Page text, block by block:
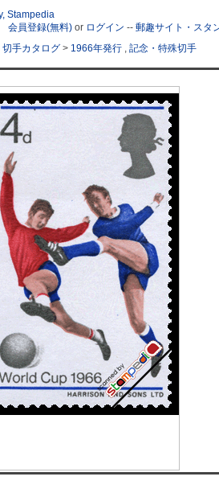
会員登録(無料) or ログイン -- 郵趣サイト・スタ
切手カタログ > 1966年発行 , 記念・特殊切手